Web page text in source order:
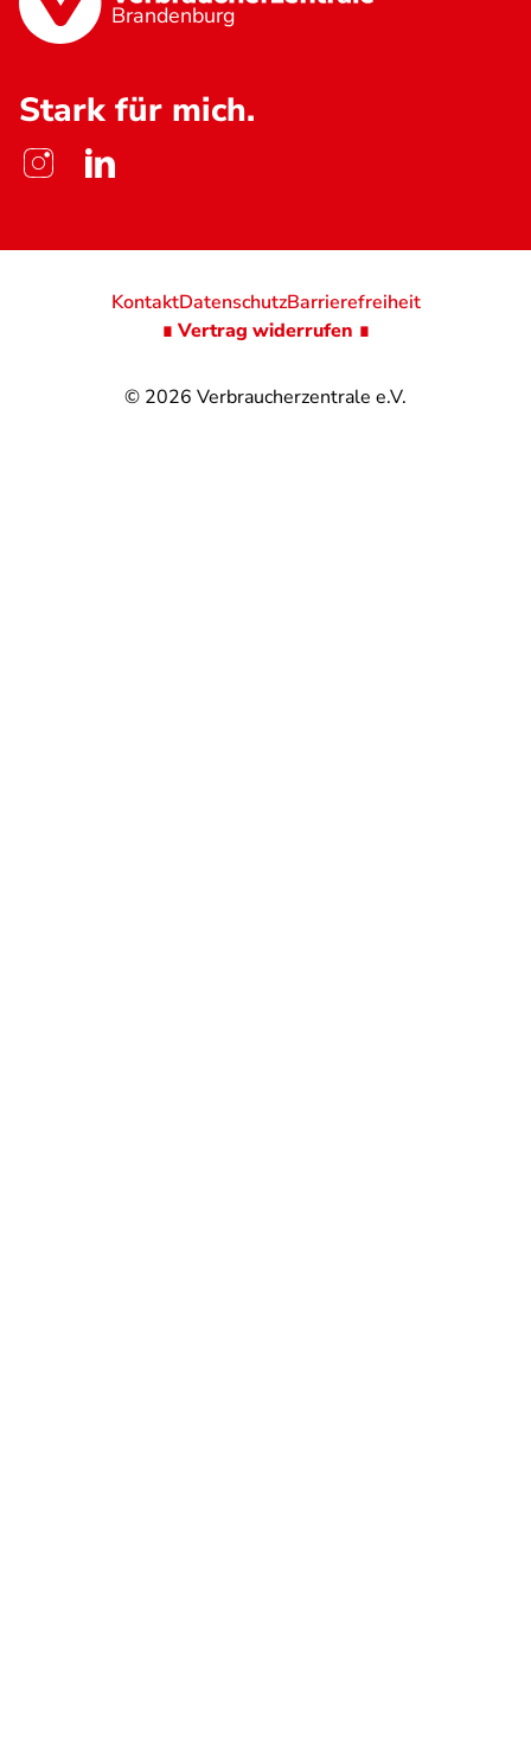
Brandenburg
Stark für mich.
© 2026 Verbraucherzentrale e.V.
KontaktDatenschutzBarrierefreiheit
∎ Vertrag widerrufen ∎